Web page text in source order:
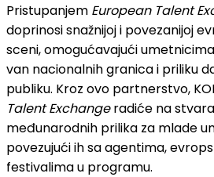
Pristupanjem European Talent
doprinosi snažnijoj i povezanijoj
sceni, omogućavajući
van nacionalnih granica i priliku
publiku. Kroz ovo partnerstvo,
Talent Exchangeradiće na
međunarodnih prilika za mlade
povezujući ih sa agentima,
festivalima u programu.